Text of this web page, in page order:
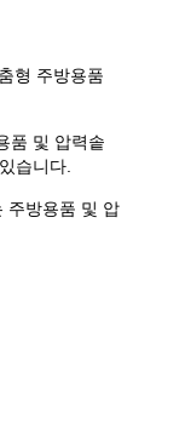
형 주방용품
품 및 압력솥
습니다.
주방용품 및 압